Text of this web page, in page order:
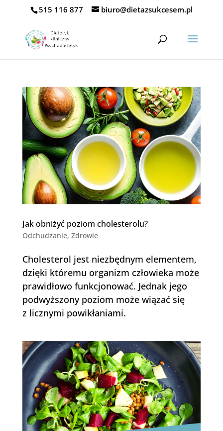
515 116 877 biuro@dietazsukcesem.pl
Jak obniżyć poziom cholesterolu?
Odchudzanie, Zdrowie
Cholesterol jest niezbędnym elementem,
dzięki któremu organizm człowieka może
prawidłowo funkcjonować. Jednak jego
podwyższony poziom może wiązać się
z licznymi powikłaniami.